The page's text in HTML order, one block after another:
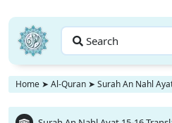
Search
Home ➤ Al-Quran ➤ Surah An Nahl